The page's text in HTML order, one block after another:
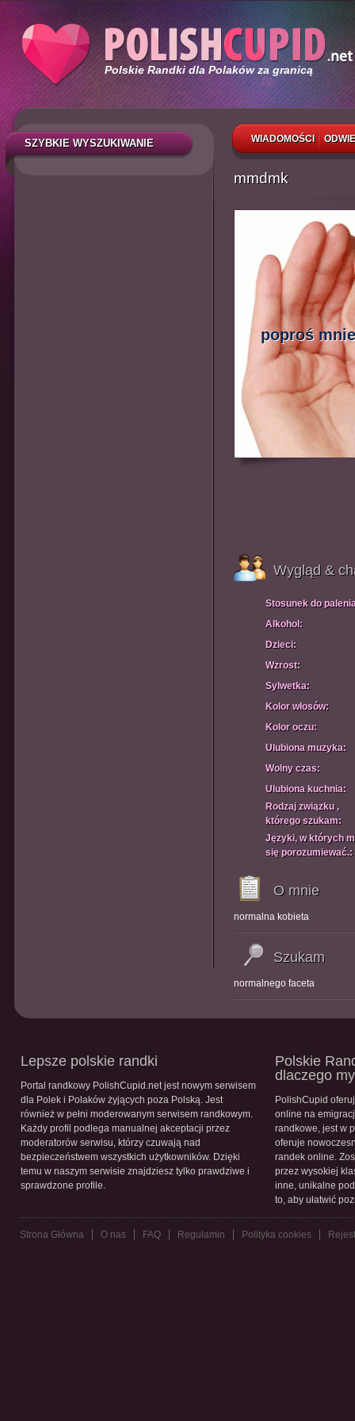
Polskie Randki dla Polaków za granicą
WIADOMOŚCI
SZYBKIE WYSZUKIWANIE
mmdmk
poproś
Wygląd &
Stosunek do
Alkohol:
Dzieci:
Wzrost:
Sylwetka:
Kolor włosów:
Kolor oczu:
Ulubiona muzyka:
Wolny czas:
Ulubiona kuchnia:
Rodzaj związku ,
którego szukam:
Języki, w których
się porozumiewać.:
O mnie
normalna kobieta
Szukam
normalnego faceta
Lepsze polskie randki
Portal randkowy PolishCupid.net jest nowym serwisem
dla Polek i Polaków żyjących poza Polską. Jest
również w pełni moderowanym serwisem randkowym.
Każdy profil podlega manualnej akceptacji przez
moderatorów serwisu, którzy czuwają nad
bezpieczeństwem wszystkich użytkowników. Dzięki
temu w naszym serwisie znajdziesz tylko prawdziwe i
sprawdzone profile.
Polskie
dlaczego
PolishCupid
online na
randkowe, jest w
oferuje
randek online.
przez wysokiej
inne, unikalne
to, aby ułatwić
Strona Główna O nas FAQ Regulamin Polityka cookies